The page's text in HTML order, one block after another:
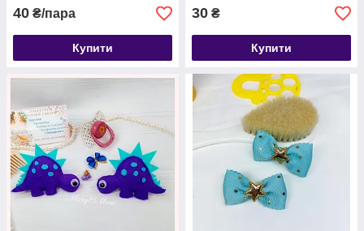
40 ₴/пара
Купити
30 ₴
Купити